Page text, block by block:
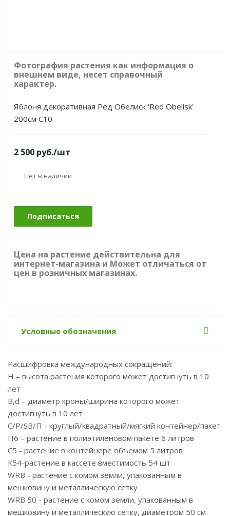
Фотография растения как информация о
внешнем виде, несет справочный
характер.
Яблоня декоративная Ред Обелиск 'Red Obelisk'
200см С10
2 500 руб./шт
Нет в наличии
Подписаться
Цена на растение действительна для
интернет-магазина и Может отличаться от
цен в розничных магазинах.
Условные обозначения
Расшифровка международных сокращений:
Н – высота растения которого может достигнуть в 10
лет
B,d – диаметр кроны/ширина которого может
достигнуть в 10 лет
С/P/SB/П - круглый/квадратный/мягкий контейнер/пакет
П6 – растение в полиэтиленовом пакете 6 литров
С5 - растение в контейнере объемом 5 литров
К54-растение в кассете вместимость 54 шт
WRB - растение с комом земли, упакованным в
мешковину и металлическую сетку
WRB 50 - растение с комом земли, упакованным в
мешковину и металлическую сетку, диаметром 50 см